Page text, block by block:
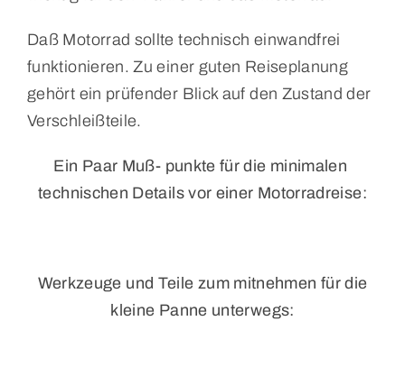
Daß Motorrad sollte technisch einwandfrei
funktionieren. Zu einer guten Reiseplanung
gehört ein prüfender Blick auf den Zustand der
Verschleißteile.
Ein Paar Muß- punkte für die minimalen
technischen Details vor einer Motorradreise:
Werkzeuge und Teile zum mitnehmen für die
kleine Panne unterwegs: